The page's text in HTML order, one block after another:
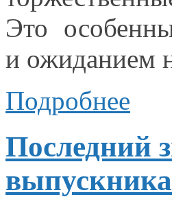
Это
и ожиданием
Подробнее
Последний
выпускника